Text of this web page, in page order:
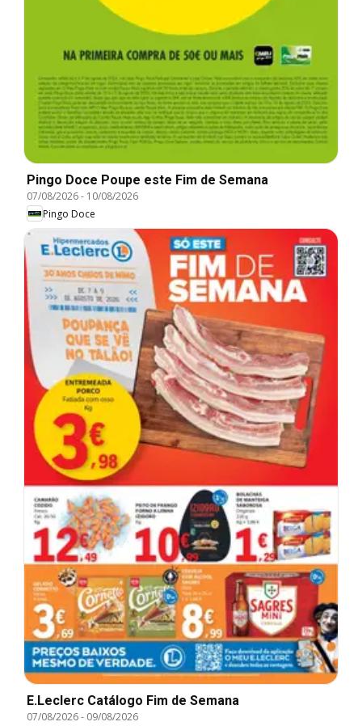
Pingo Doce Poupe este Fim de Semana
07/08/2026- 10/08/2026
Pingo Doce
E.Leclerc Catálogo Fim de Semana
07/08/2026- 09/08/2026